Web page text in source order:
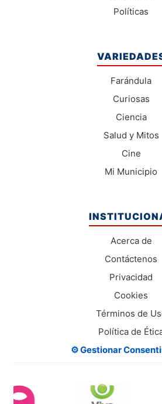
Políticas
Farándula
Curiosas
Ciencia
Salud y Mitos
Cine
Mi Municipio
Acerca de
Contáctenos
Privacidad
Cookies
Términos de
Política de
⚙️ Gestionar